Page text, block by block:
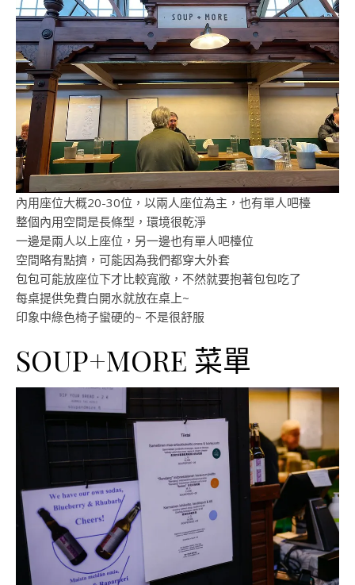
內用座位大概20-30位，以兩人座位為主，也有單人吧檯
整個內用空間是長條型，環境很乾淨
一邊是兩人以上座位，另一邊也有單人吧檯位
空間略有點擠，可能因為我們都穿大外套
包包可能放座位下才比較寬敞，不然就要抱著包包吃了
每桌提供免費白開水就放在桌上~
印象中綠色椅子蠻硬的~ 不是很舒服
SOUP+MORE 菜單